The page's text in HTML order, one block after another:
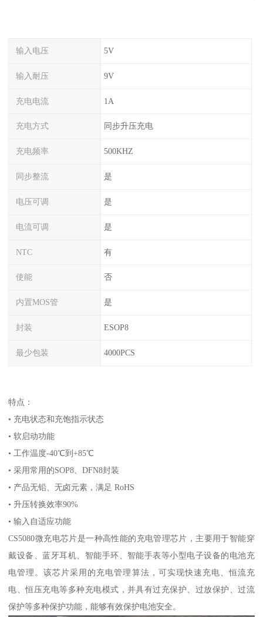
输入电压 5V
输入耐压 9V
充电电流 1A
充电方式 同步升压充电
充电频率 500KHZ
同步整流 是
电压可调 是
电流可调 是
NTC 有
使能 否
内置MOS管 是
封装 ESOP8
最少包装 4000PCS
特点：
• 充电状态和充饱指示状态
• 软启动功能
• 工作温度-40℃到+85℃
• 采用常用的SOP8、DFN8封装
• 产品无铅、无卤元素，满足 RoHS
• 升压转换效率90%
• 输入自适应功能
CS5080微充电芯片是一种高性能的充电管理芯片，主要用于智能穿
戴设备、蓝牙耳机、智能手环、智能手表等小型电子设备的电池充
电管理。该芯片采用的充电管理算法，可实现快速充电、恒流充
电、恒压充电等多种充电模式，并具有过充保护、过放保护、过流
保护等多种保护功能，能够有效保护电池安全。